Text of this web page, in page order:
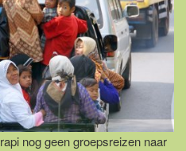
nog geen groepsreizen naar